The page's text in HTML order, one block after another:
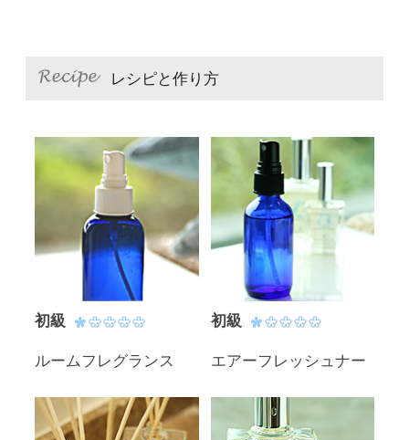
レシピと作り方
初級
ルームフレグランス
初級
エアーフレッシュナー